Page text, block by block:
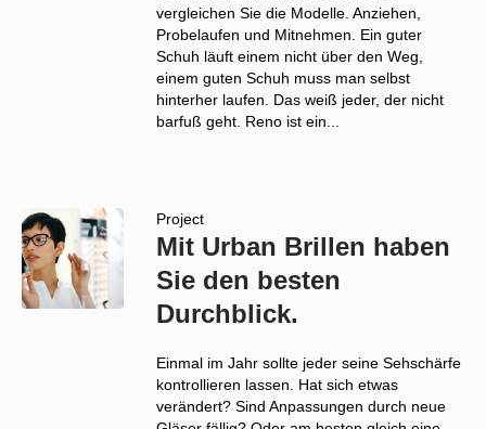
vergleichen Sie die Modelle. Anziehen,
Probelaufen und Mitnehmen. Ein guter
Schuh läuft einem nicht über den Weg,
einem guten Schuh muss man selbst
hinterher laufen. Das weiß jeder, der nicht
barfuß geht. Reno ist ein...
Project
Mit Urban Brillen haben
Sie den besten
Durchblick.
Einmal im Jahr sollte jeder seine Sehschärfe
kontrollieren lassen. Hat sich etwas
verändert? Sind Anpassungen durch neue